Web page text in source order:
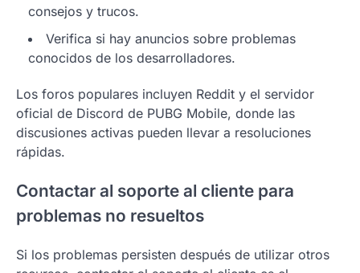
consejos y trucos.
Verifica si hay anuncios sobre problemas
conocidos de los desarrolladores.
Los foros populares incluyen Reddit y el servidor
oficial de Discord de PUBG Mobile, donde las
discusiones activas pueden llevar a resoluciones
rápidas.
Contactar al soporte al cliente para
problemas no resueltos
Si los problemas persisten después de utilizar otros